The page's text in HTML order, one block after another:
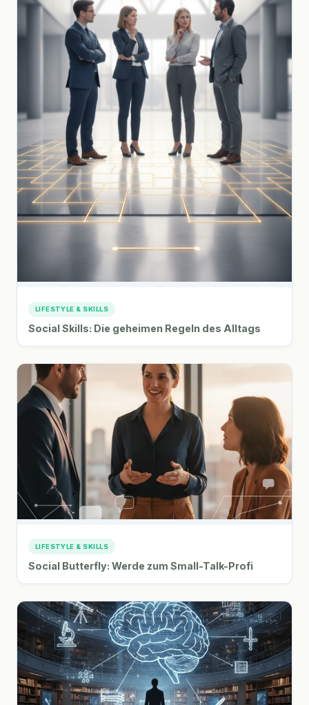
LIFESTYLE & SKILLS
Social Skills: Die geheimen Regeln des Alltags
LIFESTYLE & SKILLS
Social Butterfly: Werde zum Small-Talk-Profi